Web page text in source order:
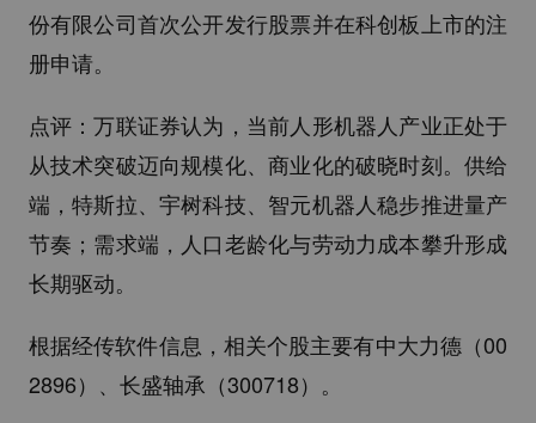
份有限公司首次公开发行股票并在科创板上市的注
册申请。
点评：万联证券认为，当前人形机器人产业正处于
从技术突破迈向规模化、商业化的破晓时刻。供给
端，特斯拉、宇树科技、智元机器人稳步推进量产
节奏；需求端，人口老龄化与劳动力成本攀升形成
长期驱动。
根据经传软件信息，相关个股主要有中大力德（00
2896）、长盛轴承（300718）。